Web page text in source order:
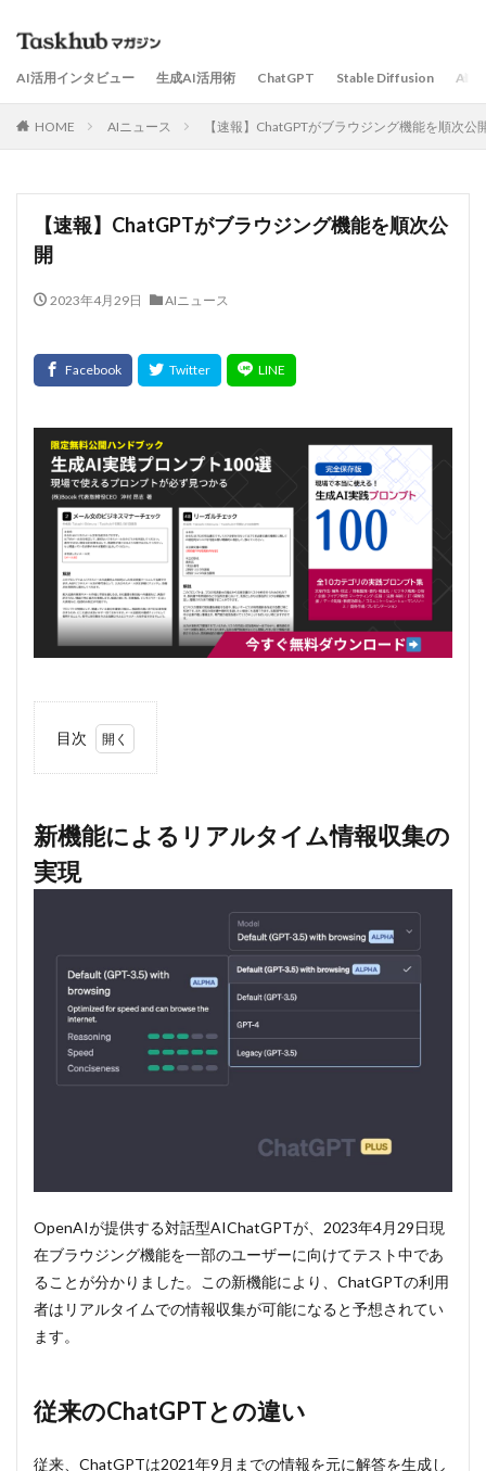
AI活用インタビュー 生成AI活用術 ChatGPT Stable Diffusion AIサ
HOME AIニュース 【速報】ChatGPTがブラウジング機能を順次公
【速報】ChatGPTがブラウジング機能を順次公
開
2023年4月29日 AIニュース
目次
よる
リア
ルタ
イム
従
来の
ChatGPT
との違い
新機能によるリアルタイム情報収集の
実現
OpenAIが提供する対話型AIChatGPTが、2023年4月29日現
在ブラウジング機能を一部のユーザーに向けてテスト中であ
ることが分かりました。この新機能により、ChatGPTの利用
者はリアルタイムでの情報収集が可能になると予想されてい
ます。
従来のChatGPTとの違い
従来、ChatGPTは2021年9月までの情報を元に解答を生成し